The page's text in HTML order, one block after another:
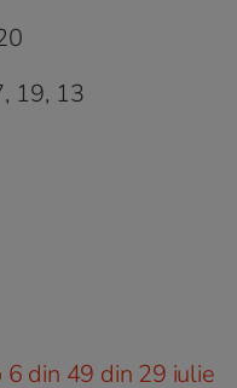
19, 13
din 49 din 29 iulie